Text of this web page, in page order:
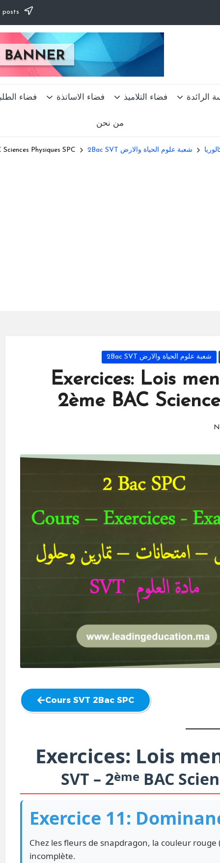
الرائدة فضاء التلاميذ فضاء الاساتذة فضاء
من نحن
شعبة علوم الحياة والارض 2Bac SVT Physiques SPC
شعبة علوم الحياة والارض 2Bac SVT
Exercices: Lois
2ème BAC
Cours SVT 2Bac SPC
Exercices: Lois
SVT – 2èmeBAC
Exercice 11:
Chez les fleurs de snapdragon, la couleur
incomplète.